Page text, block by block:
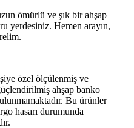
ömürlü ve şık bir ahşap
yerdesiniz. Hemen arayın,
özel ölçülenmiş ve
ahşap banko
Bu ürünler
hasarı durumunda